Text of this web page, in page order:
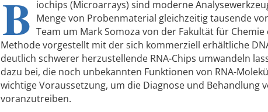
B iochips (Microarrays) sind moderne
Menge von Probenmaterial gleichzeitig tausende
Team um Mark Somoza von der Fakultät für
Methode vorgestellt mit der sich kommerziell erhältliche
deutlich schwerer herzustellende RNA-Chips umwandeln
dazu bei, die noch unbekannten Funktionen von RNA-
wichtige Voraussetzung, um die Diagnose und Behandlung
voranzutreiben.